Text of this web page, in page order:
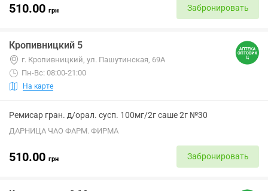
510.00 грн Забронировать
Кропивницкий 5
г. Кропивницкий, ул. Пашутинская, 69А
Пн-Вс: 08:00-21:00
На карте
Ремисар гран. д/орал. сусп. 100мг/2г саше 2г №30
ДАРНИЦА ЧАО ФАРМ. ФИРМА
510.00 грн Забронировать